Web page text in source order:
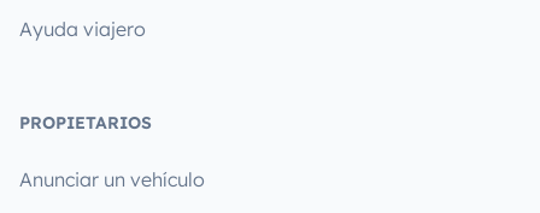
Ayuda viajero
PROPIETARIOS
Anunciar un vehículo